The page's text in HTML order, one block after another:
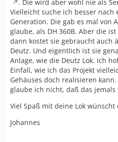
. Die wird aber wohl nie als
Vielleicht suche ich besser nach
Generation. Die gab es mal von
glaube, als DH 360B. Aber die
dann kostet sie gebraucht auch
Deutz. Und eigentlich ist sie
Anlage, wie die Deutz Lok. Ich
Einfall, wie ich das Projekt
Gehäuses doch realisieren
glaube ich nicht, daß das jemals
Viel Spaß mit deine Lok wünscht
Johannes